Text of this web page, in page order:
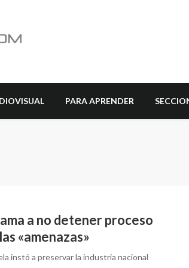
PARA APRENDER
a no detener proceso
«amenazas»
instó a preservar la industria nacional